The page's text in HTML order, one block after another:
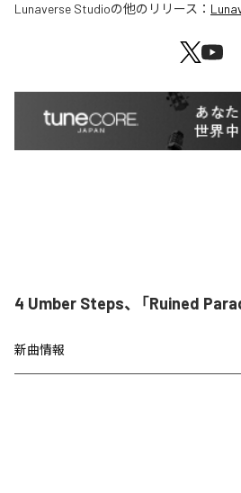
Lunaverse Studioの他のリリース：
4 Umber Steps、「Ruined
新曲情報